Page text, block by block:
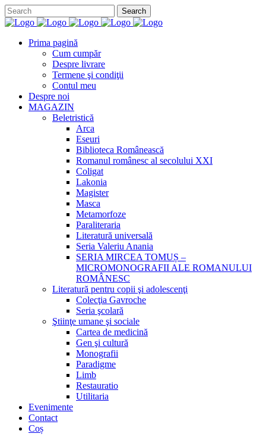
Prima pagină
Cum cumpăr
Despre livrare
Termene şi condiţii
Contul meu
Despre noi
MAGAZIN
Beletristică
Arca
Eseuri
Biblioteca Românească
Romanul românesc al secolului XXI
Coligat
Lakonia
Magister
Masca
Metamorfoze
Paraliteraria
Literatură universală
Seria Valeriu Anania
SERIA MIRCEA TOMUȘ –
MICROMONOGRAFII ALE ROMANULUI
ROMÂNESC
Literatură pentru copii şi adolescenţi
Colecţia Gavroche
Seria şcolară
Ştiinţe umane şi sociale
Cartea de medicină
Gen şi cultură
Monografii
Paradigme
Limb
Restauratio
Utilitaria
Evenimente
Contact
Coș